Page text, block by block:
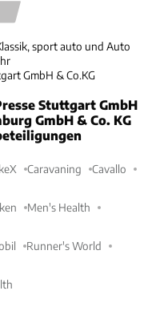
sport auto und Auto
GmbH & Co.KG
Stuttgart GmbH
GmbH & Co. KG
Caravaning Cavallo
Men's Health
Runner's World